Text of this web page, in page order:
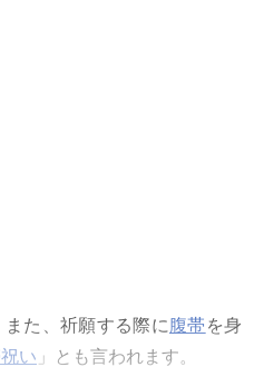
た、祈願する際に腹帯 を身
い 」とも言われます。